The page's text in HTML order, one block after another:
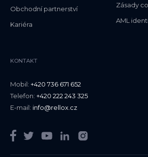
Obchodní partnerství
Kariéra
Zásady
AML
KONTAKT
Mobil: +420 736 671 652
Telefon: +420 222 243 325
E-mail: info@rellox.cz